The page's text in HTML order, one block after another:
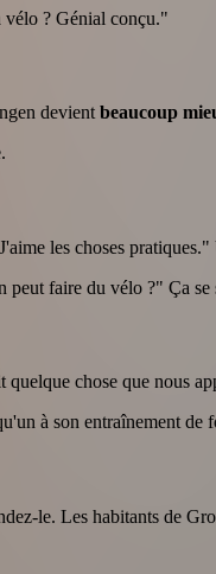
vélo ? Génial conçu."
devientbeaucoup
les choses
faire du vélo ?" Ça se
chose que nous
à son entraînement
le. Les habitants de